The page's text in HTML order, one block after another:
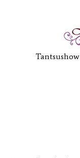
Tantsushow